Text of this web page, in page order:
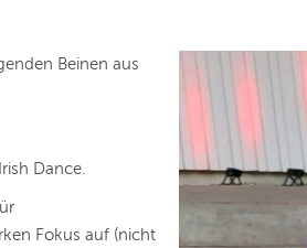
Beinen aus
Dance.
Fokus auf (nicht